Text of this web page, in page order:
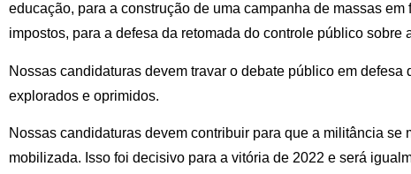
educação, para a construção de uma campanha de massas
impostos, para a defesa da retomada do controle público sobre
Nossas candidaturas devem travar o debate público em defesa
explorados e oprimidos.
Nossas candidaturas devem contribuir para que a militância se
mobilizada. Isso foi decisivo para a vitória de 2022 e será